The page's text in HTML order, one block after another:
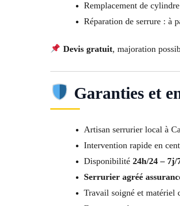
Remplacement de
Réparation de serrure : à
Devis gratuit, majoration
Garanties et
Artisan serrurier local à
Intervention rapide en
Disponibilité 24h/24 – 7j/
Serrurier agréé
Travail soigné et matériel